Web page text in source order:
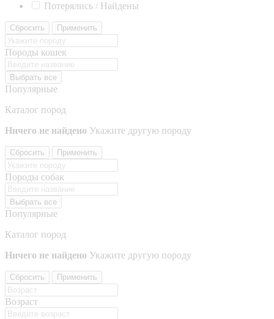
Потерялись / Найдены
Сбросить Применить
Породы кошек
Выбрать все
Популярные
Каталог пород
Ничего не найдено Укажите другую породу
Сбросить Применить
Породы собак
Выбрать все
Популярные
Каталог пород
Ничего не найдено Укажите другую породу
Сбросить Применить
Возраст